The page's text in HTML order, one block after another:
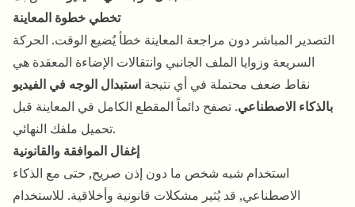
تخطي خطوة المعاينة
التصدير المباشر دون مراجعة المعاينة خطأ يُضيع الوقت. الحركة
السريعة وزوايا الملف الجانبي وانتقالات الإضاءة المعقدة هي
نقاط ضعف محتملة في أي نتيجة استبدال الوجه في الفيديو
بالذكاء الاصطناعي. تصفح دائماً المقطع الكامل في المعاينة قبل
تحميل ملفك النهائي.
إغفال الموافقة والقانونية
استخدام شبه شخص ما دون إذن صريح, حتى مع الذكاء
الاصطناعي, قد يُثير مشكلات قانونية وأخلاقية. للاستخدام